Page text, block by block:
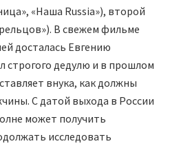
«Наша Russia»), второй
В свежем фильме
досталась Евгению
строгого дедулю и в прошлом
внука, как должны
С датой выхода в России
может получить
исследовать